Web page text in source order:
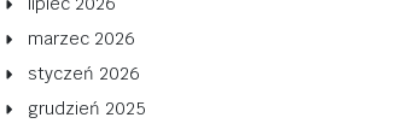
marzec 2026
styczeń 2026
grudzień 2025